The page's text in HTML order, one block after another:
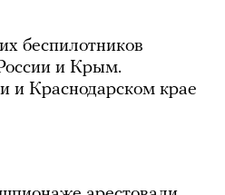
беспилотников
и Крым.
и Краснодарском крае